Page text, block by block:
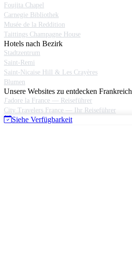
Foujita Chapel
Carnegie Bibliothek
Musée de la Reddition
Taittings Champagne House
Hotels nach Bezirk
Stadtzentrum
Saint-Remi
Saint-Nicaise Hill & Les Crayères
Blumen
Unsere Websites zu entdecken Frankreich
J'adore la France — Reiseführer
City Travelers France — Ihr Reiseführer
Siehe Verfügbarkeit